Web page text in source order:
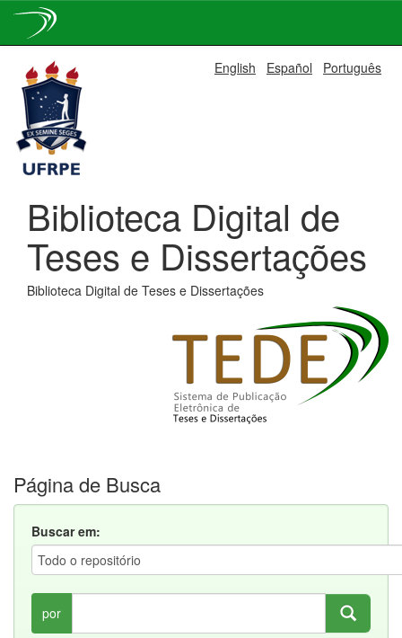
navigation
English Español Português
Biblioteca Digital de
Teses e Dissertações
Biblioteca Digital de Teses e Dissertações
Página de Busca
Buscar em:
por